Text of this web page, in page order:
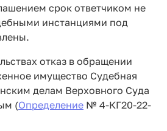
срок ответчиком не
инстанциями под
отказ в обращении
имущество Судебная
делам Верховного Суда
(Определение № 4-КГ20-22-